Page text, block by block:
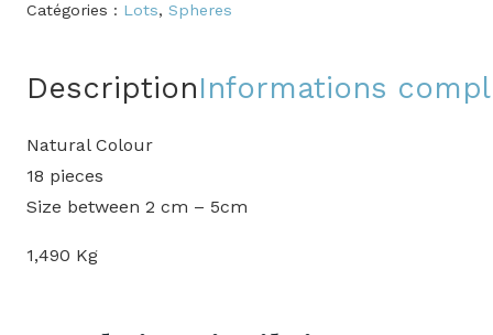
Lapis
Lot
Spheres
Catégories : Lots, Spheres
DescriptionInformations
Natural Colour
18 pieces
Size between 2 cm – 5cm
1,490 Kg